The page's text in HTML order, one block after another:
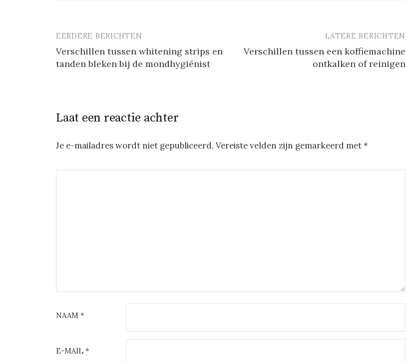
Berichtnavigatie
EERDERE BERICHTEN
Verschillen tussen whitening strips en
tanden bleken bij de mondhygiënist
LATERE BERICHTEN
Verschillen tussen een koffiemachine
ontkalken of reinigen
Laat een reactie achter
Je e-mailadres wordt niet gepubliceerd. Vereiste velden zijn gemarkeerd met*
NAAM *
E-MAIL *